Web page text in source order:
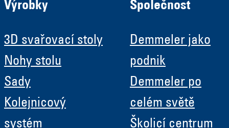
Výrobky
3D svařovací stoly
Nohy stolu
Sady
Kolejnicový
systém
Společnost
Demmeler jako
podnik
Demmeler po
celém světě
Školicí centrum